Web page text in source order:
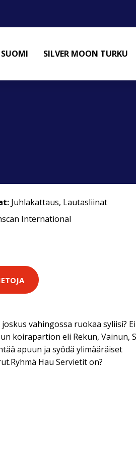
SILVER MOON TURKU
Juhlakattaus, Lautasliinat
International
vahingossa ruokaa syliisi?
koirapartion eli Rekun, Vainun,
apuun ja syödä ylimääräiset
Hau Servietit on?